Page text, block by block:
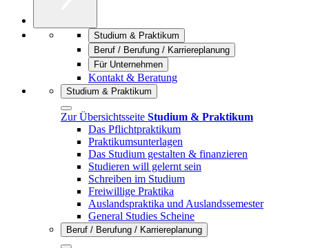
Studium & Praktikum
Beruf / Berufung / Karriereplanung
Für Unternehmen
Kontakt & Beratung
Studium & Praktikum
Zur Übersichtsseite Studium & Praktikum
Das Pflichtpraktikum
Praktikumsunterlagen
Das Studium gestalten & finanzieren
Studieren will gelernt sein
Schreiben im Studium
Freiwillige Praktika
Auslandspraktika und Auslandssemester
General Studies Scheine
Beruf / Berufung / Karriereplanung